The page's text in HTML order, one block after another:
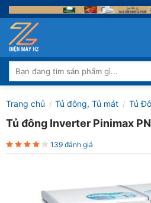
Skip
to
content
Tìm
kiếm:
Trang chủ / Tủ đông, Tủ mát / Tủ
Tủ đông Inverter Pinimax
139 đánh giá